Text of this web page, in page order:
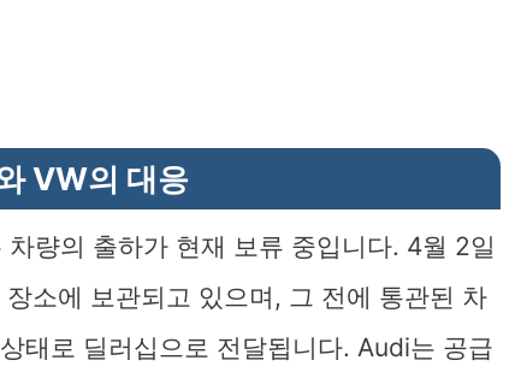
VW의 대응
량의 출하가 현재 보류 중입니다. 4월 2일
소에 보관되고 있으며, 그 전에 통관된 차
태로 딜러십으로 전달됩니다. Audi는 공급